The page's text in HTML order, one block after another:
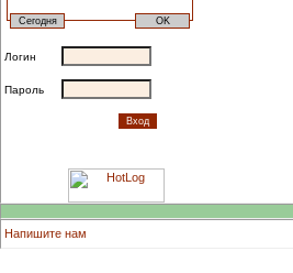
Логин
Пароль
Напишите нам